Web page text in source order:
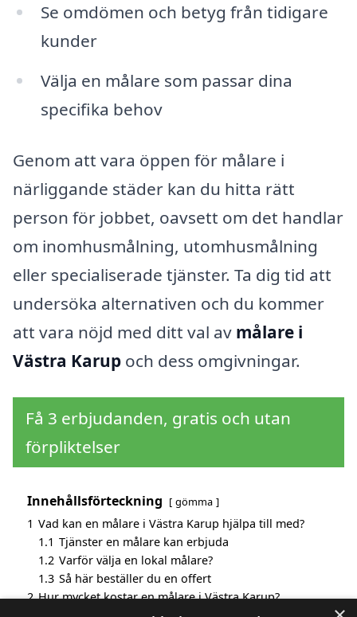
Se omdömen och betyg från tidigare
kunder
Välja en målare som passar dina
specifika behov
Genom att vara öppen för målare i
närliggande städer kan du hitta rätt
person för jobbet, oavsett om det handlar
om inomhusmålning, utomhusmålning
eller specialiserade tjänster. Ta dig tid att
undersöka alternativen och du kommer
att vara nöjd med ditt val av målare i
Västra Karup och dess omgivningar.
Få 3 erbjudanden, gratis och utan
förpliktelser
Innehållsförteckning gömma
1 Vad kan en målare i Västra Karup hjälpa till med?
1.1 Tjänster en målare kan erbjuda
1.2 Varför välja en lokal målare?
1.3 Så här beställer du en offert
2 Hur mycket kostar en målare i Västra Karup?